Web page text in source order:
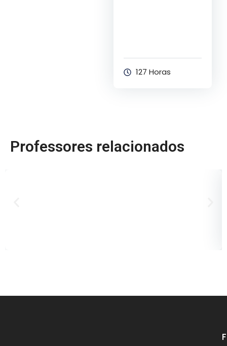
127 Horas
Professores relacionados